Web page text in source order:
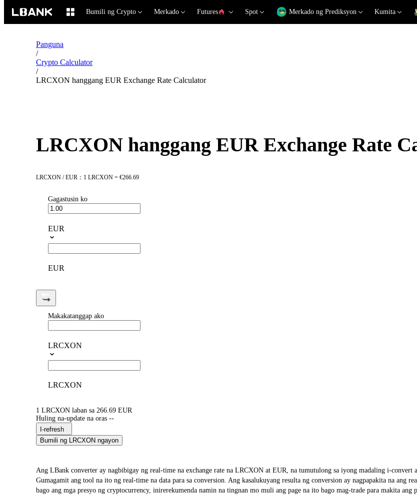
Bumili ng Crypto Merkado Futures Spot Merkado ng Prediksyon Kumita
Panguna
/
Crypto Calculator
/
LRCXON hanggang EUR Exchange Rate Calculator
LRCXON hanggang EUR Exchange Rate
LRCXON / EUR：1 LRCXON = €266.69
Gagastusin ko
EUR
EUR
Makakatanggap ako
LRCXON
LRCXON
1 LRCXON laban sa 266.69 EUR
Huling na-update na oras --
I-refresh
Bumili ng LRCXON ngayon
Ang LBank converter ay nagbibigay ng real-time na exchange rate na LRCXON at EUR, na tumutulong sa iyong madaling i-
Gumagamit ang tool na ito ng real-time na data para sa conversion. Ang kasalukuyang resulta ng conversion ay nagpapakita na ang
bago ang mga presyo ng cryptocurrency, inirerekumenda namin na tingnan mo muli ang page na ito bago mag-trade para makita ang